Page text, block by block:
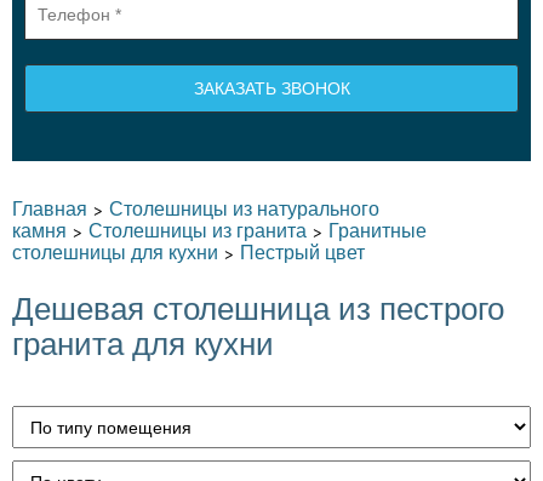
ЗАКАЗАТЬ ЗВОНОК
Главная > Столешницы из натурального
камня > Столешницы из гранита > Гранитные
столешницы для кухни > Пестрый цвет
Дешевая столешница из пестрого
гранита для кухни